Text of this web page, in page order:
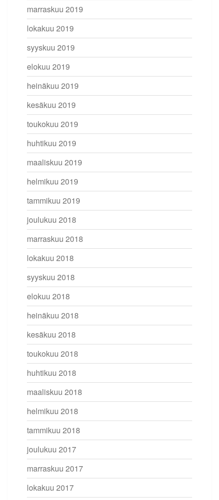
marraskuu 2019
lokakuu 2019
syyskuu 2019
elokuu 2019
heinäkuu 2019
kesäkuu 2019
toukokuu 2019
huhtikuu 2019
maaliskuu 2019
helmikuu 2019
tammikuu 2019
joulukuu 2018
marraskuu 2018
lokakuu 2018
syyskuu 2018
elokuu 2018
heinäkuu 2018
kesäkuu 2018
toukokuu 2018
huhtikuu 2018
maaliskuu 2018
helmikuu 2018
tammikuu 2018
joulukuu 2017
marraskuu 2017
lokakuu 2017